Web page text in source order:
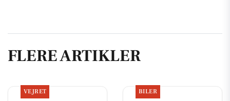
FLERE ARTIKLER
VEJRET BILER